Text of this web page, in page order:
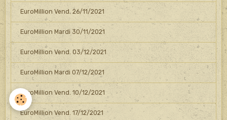
EuroMillion Vend. 26/11/2021
EuroMillion Mardi 30/11/2021
EuroMillion Vend. 03/12/2021
EuroMillion Mardi 07/12/2021
EuroMillion Vend. 10/12/2021
EuroMillion Vend. 17/12/2021